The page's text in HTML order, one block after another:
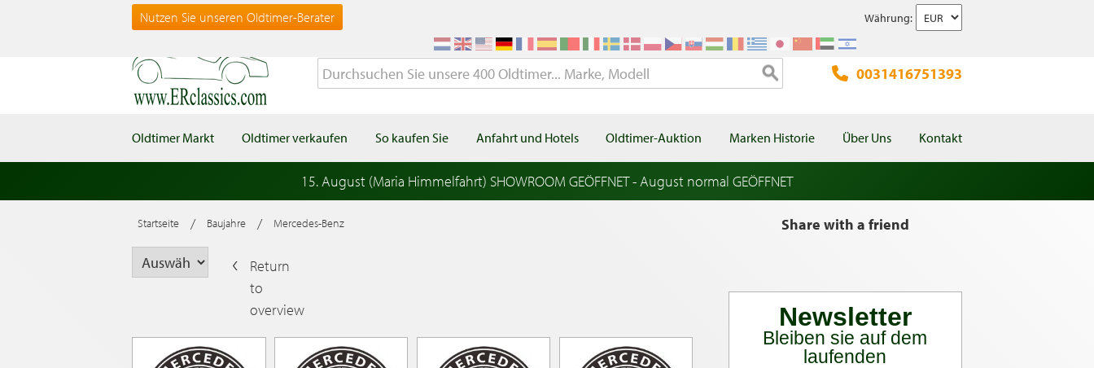
Nutzen Sie unseren Oldtimer-Berater Währung:
0031416751393
Oldtimer Markt Oldtimer verkaufen So kaufen Sie Anfahrt und Hotels Oldtimer-Auktion Marken Historie Über Uns Kontakt
15. August (Maria Himmelfahrt) SHOWROOM GEÖFFNET - August normal GEÖFFNET
Startseite / Baujahre / Mercedes-Benz
Return
to
overview
Share with a friend
Newsletter
Bleiben sie auf dem
laufenden